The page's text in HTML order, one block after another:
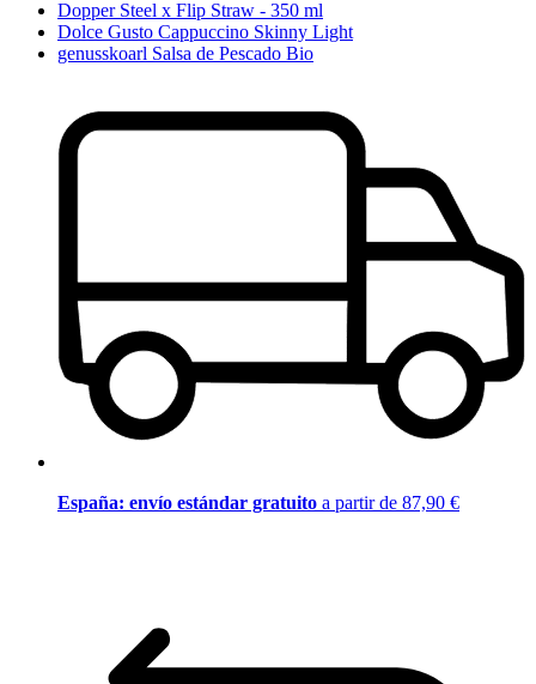
Dopper Steel x Flip Straw - 350 ml
Dolce Gusto Cappuccino Skinny Light
genusskoarl Salsa de Pescado Bio
España: envío estándar gratuito a partir de 87,90 €